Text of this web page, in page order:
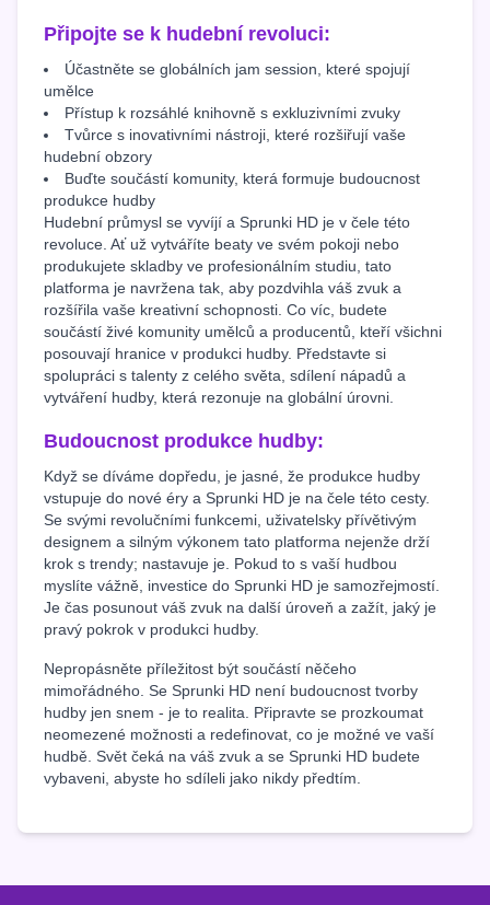
Připojte se k hudební revoluci:
Účastněte se globálních jam session, které spojují
umělce
Přístup k rozsáhlé knihovně s exkluzivními zvuky
Tvůrce s inovativními nástroji, které rozšiřují vaše
hudební obzory
Buďte součástí komunity, která formuje budoucnost
produkce hudby
Hudební průmysl se vyvíjí a Sprunki HD je v čele této
revoluce. Ať už vytváříte beaty ve svém pokoji nebo
produkujete skladby ve profesionálním studiu, tato
platforma je navržena tak, aby pozdvihla váš zvuk a
rozšířila vaše kreativní schopnosti. Co víc, budete
součástí živé komunity umělců a producentů, kteří všichni
posouvají hranice v produkci hudby. Představte si
spolupráci s talenty z celého světa, sdílení nápadů a
vytváření hudby, která rezonuje na globální úrovni.
Budoucnost produkce hudby:
Když se díváme dopředu, je jasné, že produkce hudby
vstupuje do nové éry a Sprunki HD je na čele této cesty.
Se svými revolučními funkcemi, uživatelsky přívětivým
designem a silným výkonem tato platforma nejenže drží
krok s trendy; nastavuje je. Pokud to s vaší hudbou
myslíte vážně, investice do Sprunki HD je samozřejmostí.
Je čas posunout váš zvuk na další úroveň a zažít, jaký je
pravý pokrok v produkci hudby.
Nepropásněte příležitost být součástí něčeho
mimořádného. Se Sprunki HD není budoucnost tvorby
hudby jen snem - je to realita. Připravte se prozkoumat
neomezené možnosti a redefinovat, co je možné ve vaší
hudbě. Svět čeká na váš zvuk a se Sprunki HD budete
vybaveni, abyste ho sdíleli jako nikdy předtím.